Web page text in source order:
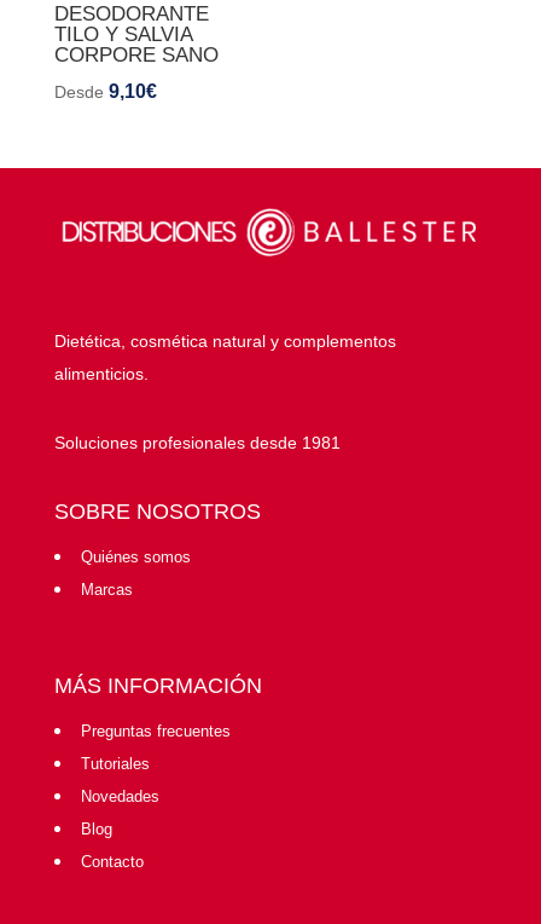
DESODORANTE
TILO Y SALVIA
CORPORE SANO
Desde 9,10€
Dietética, cosmética natural y complementos
alimenticios.
Soluciones profesionales desde 1981
SOBRE NOSOTROS
Quiénes somos
Marcas
MÁS INFORMACIÓN
Preguntas frecuentes
Tutoriales
Novedades
Blog
Contacto